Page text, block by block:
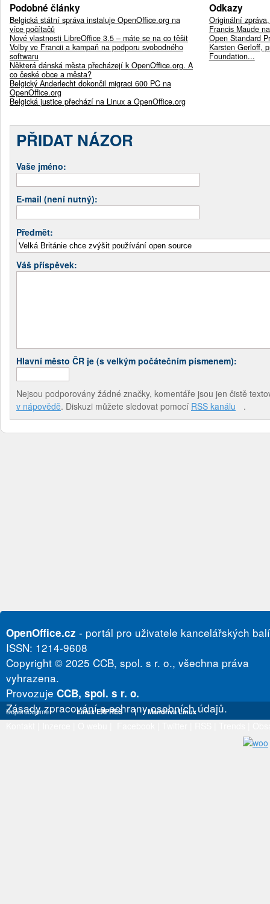
Podobné články
Belgická státní správa instaluje OpenOffice.org na
více počítačů
Nové vlastnosti LibreOffice 3.5 – máte se na co těšit
Volby ve Francii a kampaň na podporu svobodného
softwaru
Některá dánská města přecházejí k OpenOffice.org. A
co české obce a města?
Belgický Anderlecht dokončil migraci 600 PC na
OpenOffice.org
Belgická justice přechází na Linux a OpenOffice.org
Odkazy
Originální
Francis Maude
Open Standard
Karsten Gerloff,
Foundation...
PŘIDAT NÁZOR
Vaše jméno:
E-mail (není nutný):
Předmět:
Váš příspěvek:
Hlavní město ČR je (s velkým počátečním písmenem):
Nejsou podporovány žádné značky, komentáře jsou jen čistě
v nápovědě. Diskuzi můžete sledovat pomocí RSS kanálu .
OpenOffice.cz - portál pro uživatele kancelářských
ISSN: 1214-9608
Copyright © 2025 CCB, spol. s r. o., všechna práva
vyhrazena.
Provozuje CCB, spol. s r. o.
Zásady zpracování a ochrany osobních údajů.
Doporučujeme Linux EXPRES | Mandriva Linux